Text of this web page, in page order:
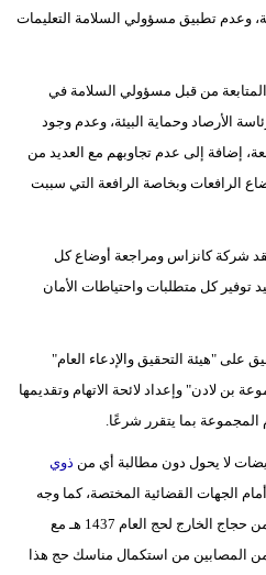
وعدم تطبيق مسؤولي السلامة التعليمات
من قبل مسؤولي السلامة في
الأرصاد وحماية البيئة، وعدم وجود
إضافة إلى عدم تجاوبهم مع العديد من
الرافعات وبخاصة الرافعة التي سببت
شركة كانزاس ومراجعة أوضاع كل
توفير كل متطلبات واحتياطات الأمان
على "هيئة التحقيق والإدعاء العام"
بن لادن" وإعداد لائحة الاتهام وتقديمها
المجموعة بما يتقرر شرعًا.
لا يحول دون مطالبة أي من ذوي
الجهات القضائية المختصة، كما وجه
باستضافة اثنين من ذوي كل متوفى من حجاج الخارج لحج العام 1437 هـ مع
المصابين من استكمال مناسك حج هذا